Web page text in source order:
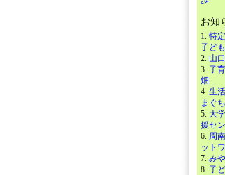
お知
1. 特
子ど
2. 山
3. 子
畑
4. 生
まぐち
5. 大
援セ
6. 周
ット
7. み
8. 子